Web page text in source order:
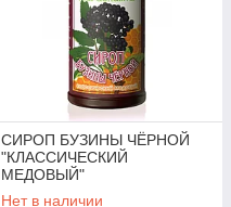
СИРОП БУЗИНЫ ЧЁРНОЙ
"КЛАССИЧЕСКИЙ
МЕДОВЫЙ"
Нет в наличии